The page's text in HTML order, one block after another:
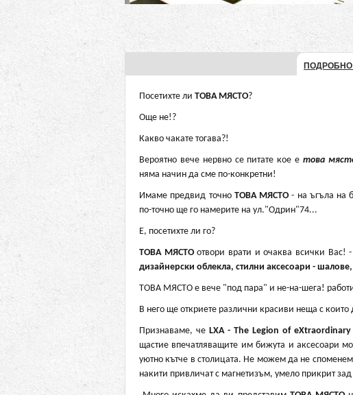
Посетихте ли ТОВА МЯСТО?
Още не!?
Какво чакате тогава?!
Вероятно вече нервно се питате кое етова
няма начин да сме по-конкретни!
Имаме предвид точно ТОВА МЯСТО- на ъгъла на
по-точно ще го намерите на ул."Одрин"74...
Е, посетихте ли го?
ТОВА МЯСТОотвори врати и очаква всички Вас!
дизайнерски облекла, стилни аксесоари -
ТОВА МЯСТО е вече "под пара" и не-на-шега!
В него ще откриете различни красиви неща с
Признаваме, че LXA - The Legion of eXtraordinary
щастие впечатляващите им бижута и аксесоари
уютно кътче в столицата. Не можем да не
накити привличат с магнетизъм, умело прикрит